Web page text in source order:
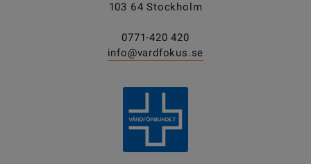
103 64 Stockholm
0771-420 420
info@vardfokus.se